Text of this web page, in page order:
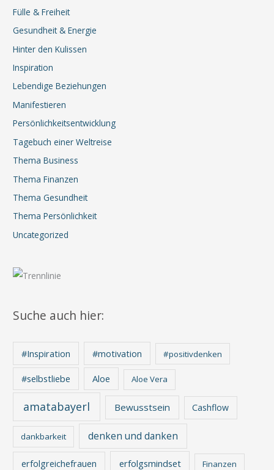
Fülle & Freiheit
Gesundheit & Energie
Hinter den Kulissen
Inspiration
Lebendige Beziehungen
Manifestieren
Persönlichkeitsentwicklung
Tagebuch einer Weltreise
Thema Business
Thema Finanzen
Thema Gesundheit
Thema Persönlichkeit
Uncategorized
Suche auch hier:
#Inspiration #motivation #positivdenken
#selbstliebe Aloe Aloe Vera
amatabayerl Bewusstsein Cashflow
dankbarkeit denken und danken
erfolgreichefrauen erfolgsmindset Finanzen